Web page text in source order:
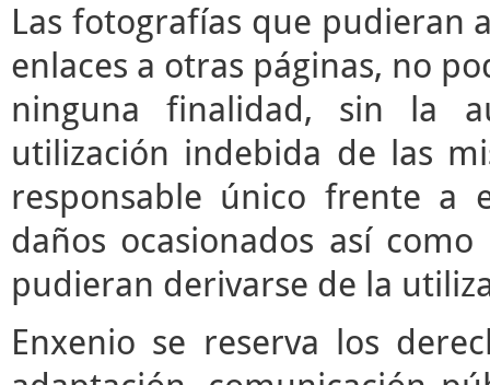
Las fotografías que pudieran
enlaces a otras páginas, no
ninguna finalidad, sin la
utilización indebida de las
responsable único frente a
daños ocasionados así
pudieran derivarse de la
Enxenio se reserva los